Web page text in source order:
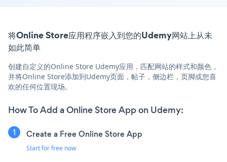
将Online Store应用程序嵌入到您的Udemy网站上从未
如此简单
创建自定义的Online Store Udemy应用，匹配网站的样式和颜色，
并将Online Store添加到Udemy页面，帖子，侧边栏，页脚或您喜
欢的任何位置现场。
How To Add a Online Store App on Udemy:
Create a Free Online Store App
Start for free now